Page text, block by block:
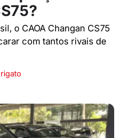
o CAOA Changan CS75
com tantos rivais de